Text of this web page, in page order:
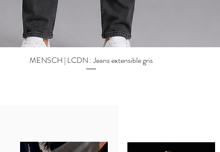
Quick View
MENSCH | LCDN : Jeans extensible gris